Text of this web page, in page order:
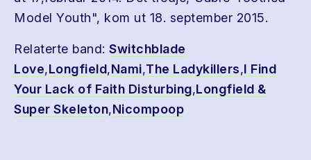
Model Youth", kom ut 18. september 2015.
Relaterte band: Switchblade
Love,Longfield,Nami,The Ladykillers,I Find
Your Lack of Faith Disturbing,Longfield &
Super Skeleton,Nicompoop